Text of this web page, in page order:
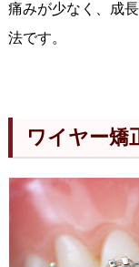
痛みが少なく、成
法です。
ワイヤー矯